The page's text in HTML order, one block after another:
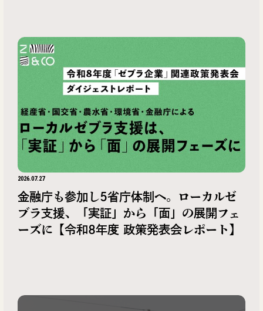
2026.07.27
金融庁も参加し5省庁体制へ。ローカルゼ
ブラ支援、「実証」から「面」の展開フェ
ーズに【令和8年度 政策発表会レポート】